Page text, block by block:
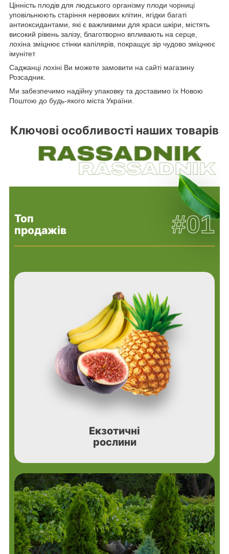
Цінність плодів для людського організму плоди чорниці
уповільнюють старіння нервових клітин, ягідки багаті
антиоксидантами, які є важливими для краси шкіри, містять
високий рівень залізу, благотворно впливають на серце,
лохіна зміцнює стінки капілярів, покращує зір чудово зміцнює
імунітет
Саджанці лохіні Ви можете замовити на сайті магазину
Розсадник.
Ми забезпечимо надійну упаковку та доставимо їх Новою
Поштою до будь-якого міста України.
Ключові особливості наших товарів
Топ
продажів
#01
Екзотичні
рослини